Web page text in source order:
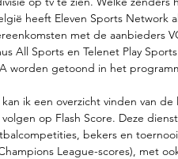
heeft Eleven Sports Network
met de aanbieders
All Sports en Telenet Play
worden getoond in het
kan ik een overzicht vinden van
volgen op Flash Score. Deze
bekers en
League-scores), met